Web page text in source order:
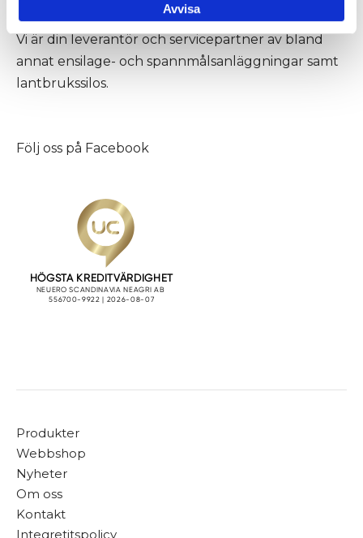
Avvisa
Neuero
Vi är din leverantör och servicepartner av bland
annat ensilage- och spannmålsanläggningar samt
lantbrukssilos.
Följ oss på Facebook
Produkter
Webbshop
Nyheter
Om oss
Kontakt
Integretitspolicy